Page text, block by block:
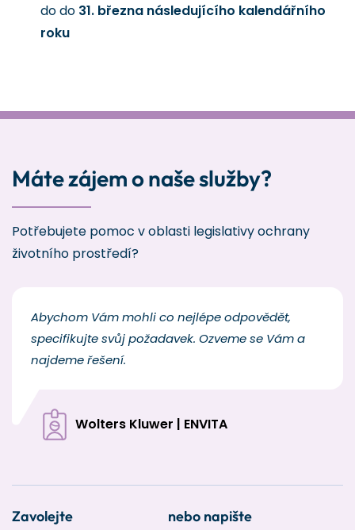
do do 31. března následujícího kalendářního
roku
Máte zájem o naše služby?
Potřebujete pomoc v oblasti legislativy ochrany
životního prostředí?
Abychom Vám mohli co nejlépe odpovědět,
specifikujte svůj požadavek. Ozveme se Vám a
najdeme řešení.
Wolters Kluwer | ENVITA
Zavolejte nebo napište